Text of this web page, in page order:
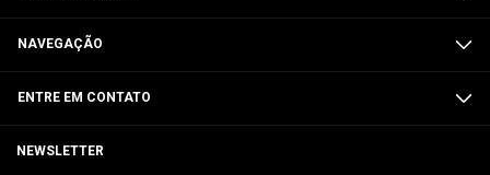
NAVEGAÇÃO
ENTRE EM CONTATO
NEWSLETTER